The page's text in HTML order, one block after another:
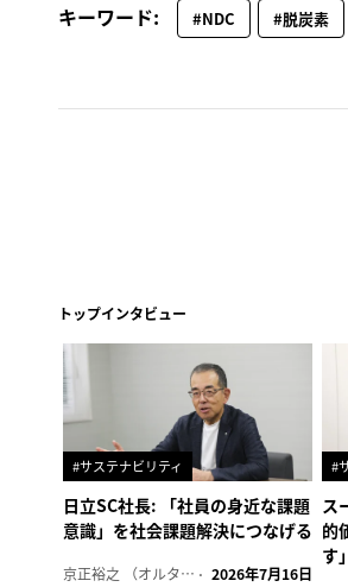
キーワード: #NDC #脱炭素
トップインタビュー
#サステナビリティ
日立SC社長: 「社員の身近な課題
意識」を社会課題解決につなげる
京正裕之 （オルタナ副編集長） 2026年7月16日
#
ス
的
す」